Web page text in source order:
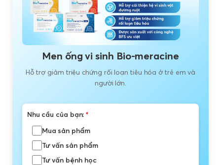
Men ống vi sinh Bio-meracine
Hỗ trợ giảm triệu chứng rối loạn tiêu hóa ở trẻ em và
người lớn.
Nhu cầu của bạn:*
Mua sản phẩm
Tư vấn sản phẩm
Tư vấn bệnh học